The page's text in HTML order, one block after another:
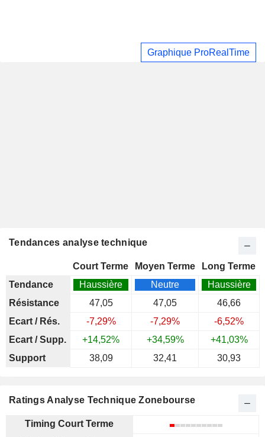
Graphique ProRealTime
Tendances analyse technique
Court Terme Moyen Terme
Long Terme
Tendance
Haussière Neutre
Haussière
Résistance
47,05 47,05
46,66
Ecart / Rés.
-7,29% -7,29%
-6,52%
Ecart / Supp.
+14,52% +34,59%
+41,03%
Support
38,09 32,41 30,93
Ratings Analyse Technique Zonebourse
Timing Court Terme